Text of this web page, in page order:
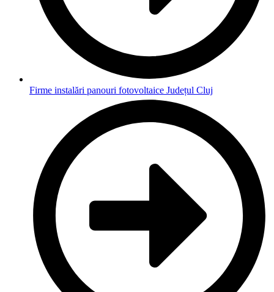
Firme instalări panouri fotovoltaice Județul Cluj